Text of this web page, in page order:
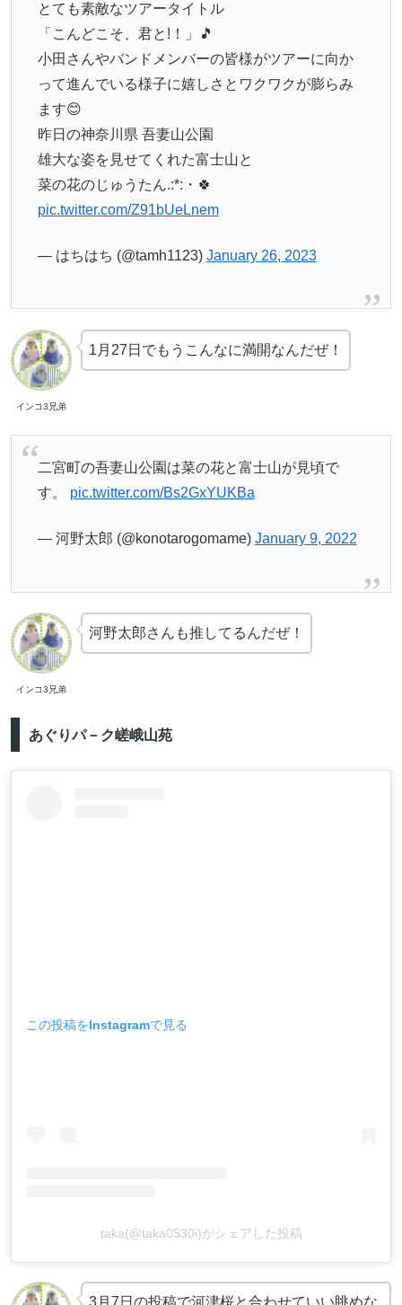
とても素敵なツアータイトル
「こんどこそ、君と!！」🎵
小田さんやバンドメンバーの皆様がツアーに向か
って進んでいる様子に嬉しさとワクワクが膨らみ
ます😊
昨日の神奈川県 吾妻山公園
雄大な姿を見せてくれた富士山と
菜の花のじゅうたん.:*:・🍀
pic.twitter.com/Z91bUeLnem
— はちはち (@tamh1123) January 26, 2023
インコ3兄弟
1月27日でもうこんなに満開なんだぜ！
二宮町の吾妻山公園は菜の花と富士山が見頃で
す。 pic.twitter.com/Bs2GxYUKBa
— 河野太郎 (@konotarogomame) January 9, 2022
インコ3兄弟
河野太郎さんも推してるんだぜ！
あぐりパ－ク嵯峨山苑
この投稿をInstagramで見る
taka(@taka0530i)がシェアした投稿